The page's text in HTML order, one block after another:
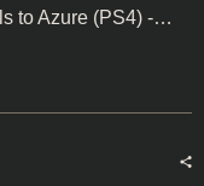
to Azure (PS4) -…